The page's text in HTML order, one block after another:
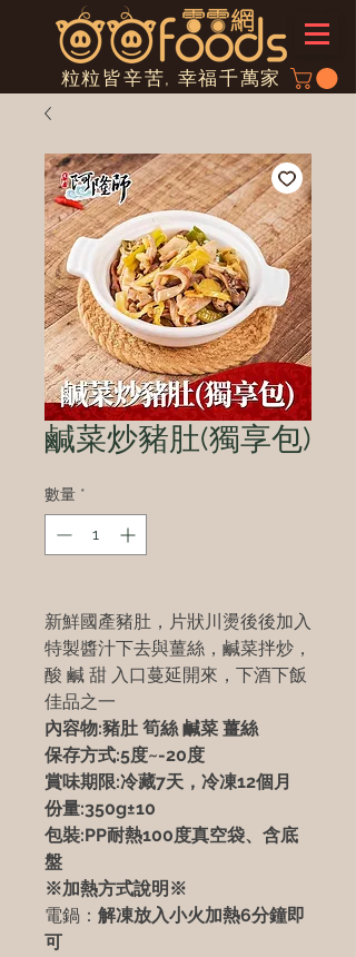
粒粒皆辛苦, 幸福千萬家
鹹菜炒豬肚(獨享包)
數量 *
新鮮國產豬肚，片狀川燙後後加入
特製醬汁下去與薑絲，鹹菜拌炒，
酸 鹹 甜 入口蔓延開來，下酒下飯
佳品之一
內容物:豬肚 筍絲 鹹菜 薑絲
保存方式:5度~-20度
賞味期限:冷藏7天，冷凍12個月
份量:350g±10
包裝:PP耐熱100度真空袋、含底
盤
※加熱方式說明※
電鍋： 解凍放入小火加熱6分鐘即
可